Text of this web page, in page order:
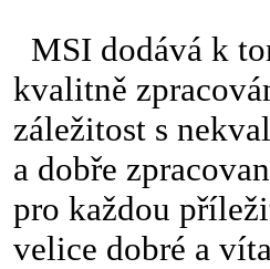
MSI dodává k
kvalitně
záležitost s
a dobře
pro každou
velice dobré a